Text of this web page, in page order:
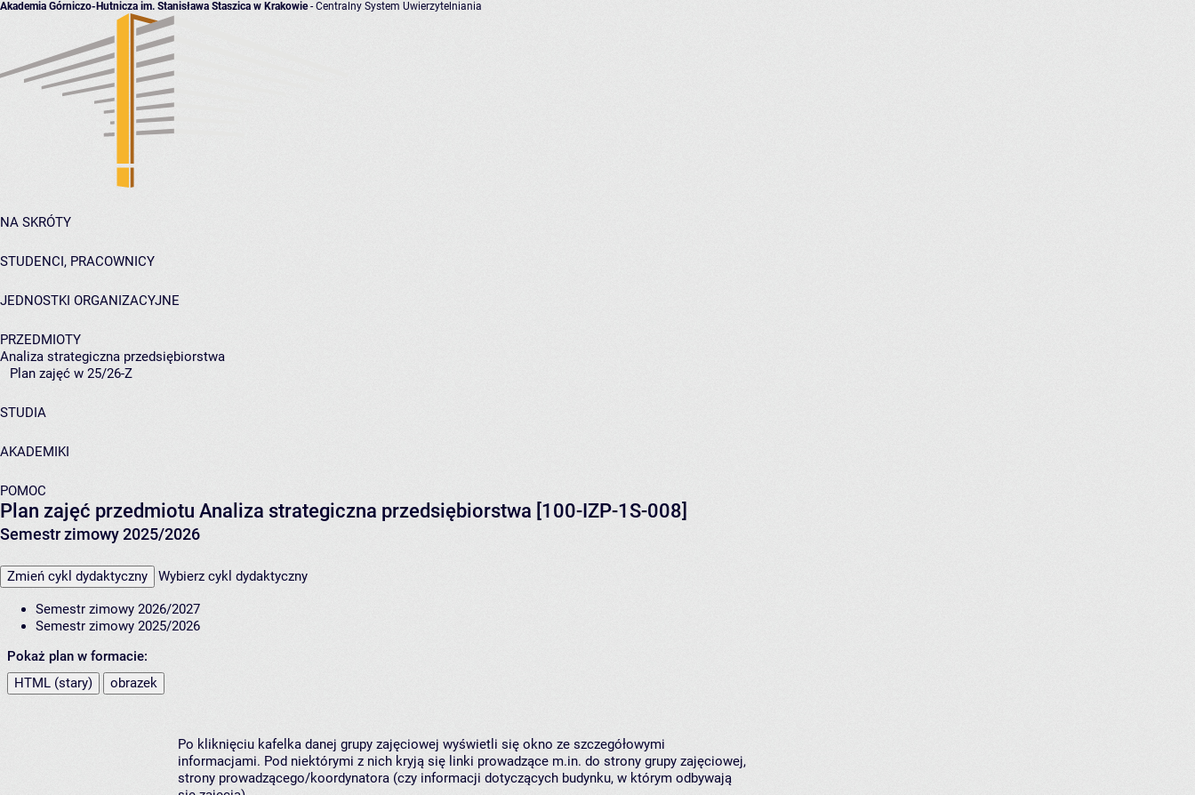
Akademia Górniczo-Hutnicza im. Stanisława Staszica w Krakowie- Centralny System Uwierzytelniania
NA SKRÓTY
STUDENCI, PRACOWNICY
JEDNOSTKI ORGANIZACYJNE
PRZEDMIOTY
Analiza strategiczna przedsiębiorstwa
Plan zajęć w 25/26-Z
STUDIA
AKADEMIKI
POMOC
Plan zajęć przedmiotu Analiza strategiczna przedsiębiorstwa [100-IZP-1S-008]
Semestr zimowy 2025/2026
Zmień cykl dydaktyczny Wybierz cykl dydaktyczny
Semestr zimowy 2026/2027
Semestr zimowy 2025/2026
Pokaż plan w formacie:
HTML (stary)
obrazek
Po kliknięciu kafelka danej grupy zajęciowej wyświetli się okno ze szczegółowymi
informacjami. Pod niektórymi z nich kryją się linki prowadzące m.in. do strony grupy zajęciowej,
strony prowadzącego/koordynatora (czy informacji dotyczących budynku, w którym odbywają